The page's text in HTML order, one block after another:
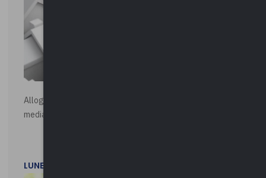
Alloggi di Edilizia Residenziale Pubblica - Vendita all'asta
mediante procedura asincrona telematica
LUNEDì 20 LUGLIO 2026